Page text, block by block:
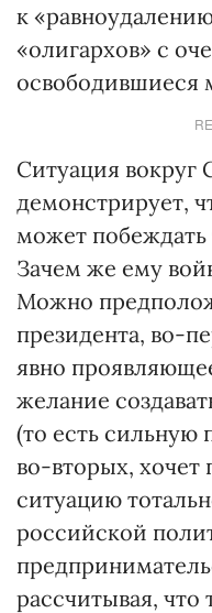
к
«олигархов» с
освободившиеся
Ситуация вокруг
демонстрирует,
может побеждать
Зачем же ему
Можно
президента, во-
явно
желание
(то есть сильную
во-вторых, хочет
ситуацию
российской
рассчитывая, что